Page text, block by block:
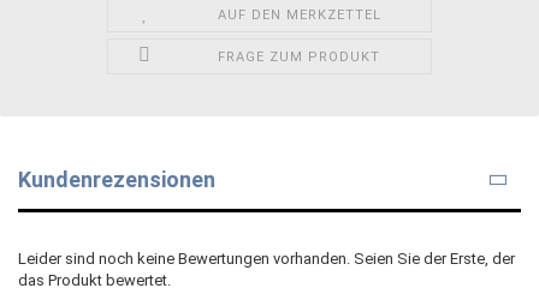
AUF DEN MERKZETTEL
FRAGE ZUM PRODUKT
Kundenrezensionen
Leider sind noch keine Bewertungen vorhanden. Seien Sie der Erste, der
das Produkt bewertet.